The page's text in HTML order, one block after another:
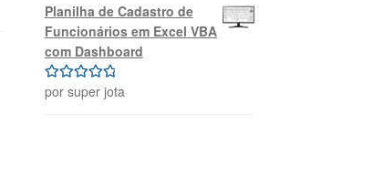
Planilha de Cadastro de
Funcionários em Excel VBA
com Dashboard
Avaliação5
por super jota